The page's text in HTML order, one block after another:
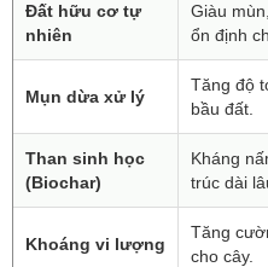
Đất hữu cơ tự
nhiên
Giàu
ổn định
Mụn dừa xử lý
Tăng độ
bầu đất.
Than sinh học
(Biochar)
Kháng
trúc dài
Khoáng vi lượng
Tăng
cho cây.